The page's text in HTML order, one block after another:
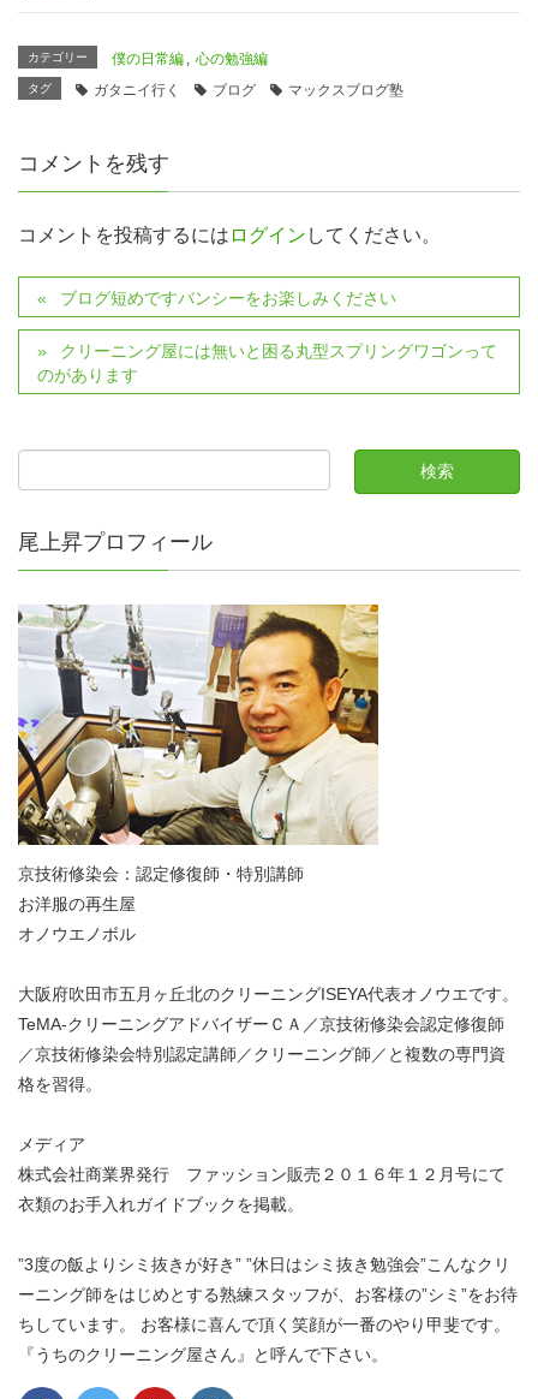
カテゴリー 僕の日常編 , 心の勉強編
タグ ガタニイ行く ブログ マックスブログ塾
コメントを残す
コメントを投稿するには ログイン してください。
ブログ短めですバンシーをお楽しみください
クリーニング屋には無いと困る丸型スプリングワゴンって
のがあります
尾上昇プロフィール
京技術修染会：認定修復師・特別講師
お洋服の再生屋
オノウエノボル
大阪府吹田市五月ヶ丘北のクリーニングISEYA代表オノウエです。
TeMA-クリーニングアドバイザーＣＡ／京技術修染会認定修復師
／京技術修染会特別認定講師／クリーニング師／と複数の専門資
格を習得。
メディア
株式会社商業界発行 ファッション販売２０１６年１２月号にて
衣類のお手入れガイドブックを掲載。
”3度の飯よりシミ抜きが好き” ”休日はシミ抜き勉強会”こんなクリ
ーニング師をはじめとする熟練スタッフが、お客様の”シミ”をお待
ちしています。 お客様に喜んで頂く笑顔が一番のやり甲斐です。
『うちのクリーニング屋さん』と呼んで下さい。